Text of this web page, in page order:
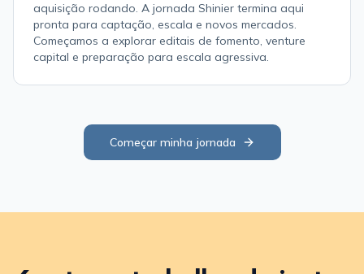
aquisição rodando. A jornada Shinier termina aqui
pronta para captação, escala e novos mercados.
Começamos a explorar editais de fomento, venture
capital e preparação para escala agressiva.
Começar minha jornada